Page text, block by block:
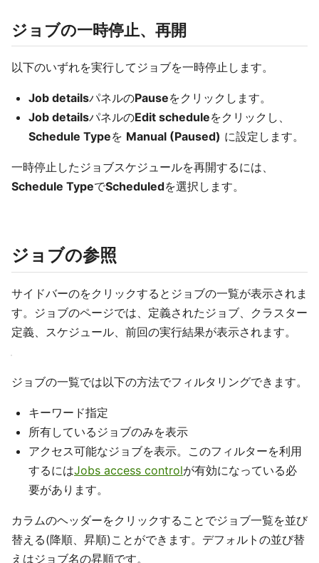
ジョブの一時停止、再開
以下のいずれを実行してジョブを一時停止します。
Job detailsパネルのPauseをクリックします。
Job detailsパネルのEdit scheduleをクリックし、
Schedule Typeを Manual (Paused) に設定します。
一時停止したジョブスケジュールを再開するには、
Schedule TypeでScheduledを選択します。
ジョブの参照
サイドバーのをクリックするとジョブの一覧が表示されま
す。ジョブのページでは、定義されたジョブ、クラスター
定義、スケジュール、前回の実行結果が表示されます。
ジョブの一覧では以下の方法でフィルタリングできます。
キーワード指定
所有しているジョブのみを表示
アクセス可能なジョブを表示。このフィルターを利用
するにはJobs access controlが有効になっている必
要があります。
カラムのヘッダーをクリックすることでジョブ一覧を並び
替える(降順、昇順)ことができます。デフォルトの並び替
えはジョブ名の昇順です。